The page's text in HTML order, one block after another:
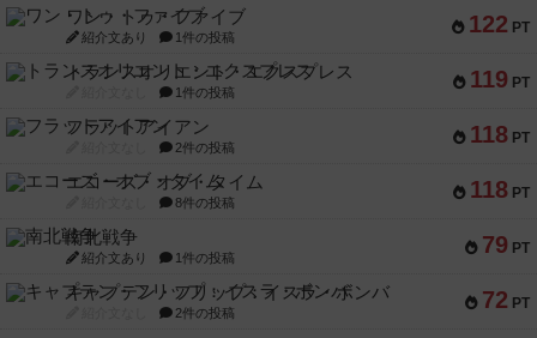
122 PT
ワン・トゥ・ファイブ
紹介文あり 1件の投稿
119 PT
トランスオリエント・エクスプレス
1件の投稿
118 PT
フラットアイアン
2件の投稿
118 PT
エコーズ・オブ・タイム
8件の投稿
79 PT
南北戦争
紹介文あり 1件の投稿
72 PT
キャプテン・フリップ：イスラ・ボンバ
2件の投稿